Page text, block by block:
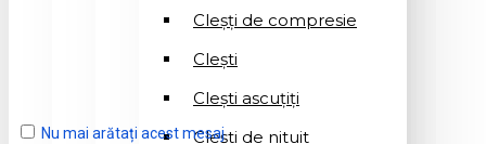
Cleșți de compresie
Cleşti
Clești ascuțiți
Cleşti de nituit
Nu mai arătați acest mesaj